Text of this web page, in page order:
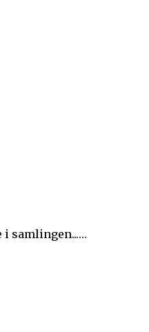
i samlingen...…